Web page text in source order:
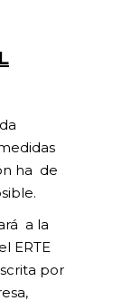
ha de
a la
ERTE
por